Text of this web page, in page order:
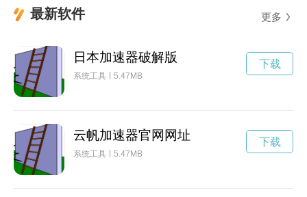
最新软件 更多
日本加速器破解版
系统工具 5.47MB
下载
云帆加速器官网网址
系统工具 5.47MB
下载